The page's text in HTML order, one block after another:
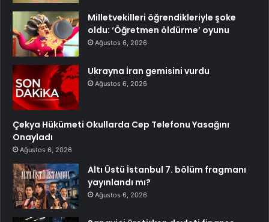
Milletvekilleri öğrendikleriyle şoke
oldu: ‘Öğretmen öldürme’ oyunu
Ağustos 6, 2026
Ukrayna İran gemisini vurdu
Ağustos 6, 2026
Çekya Hükümeti Okullarda Cep Telefonu Yasağını
Onayladı
Ağustos 6, 2026
Altı Üstü İstanbul 7. bölüm fragmanı
yayınlandı mı?
Ağustos 6, 2026